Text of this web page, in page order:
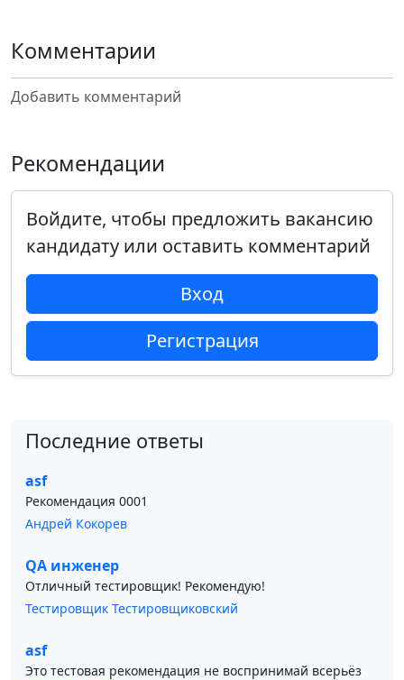
Комментарии
Добавить комментарий
Рекомендации
Войдите, чтобы предложить вакансию
кандидату или оставить комментарий
Вход
Регистрация
Последние ответы
asf
Рекомендация 0001
Андрей Кокорев
QA инженер
Отличный тестировщик! Рекомендую!
Тестировщик Тестировщиковский
asf
Это тестовая рекомендация не воспринимай всерьёз